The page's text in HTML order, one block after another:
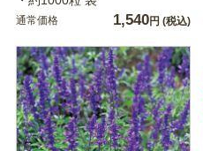
通常価格 1,540円 (税込)